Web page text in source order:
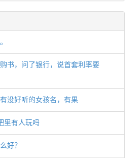
书，问了银行，说首套利率要
没好听的女孩名，有果
里有人玩吗
好？